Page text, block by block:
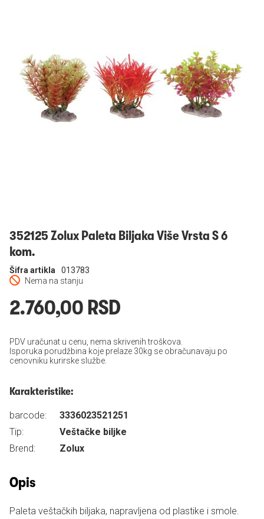
352125 Zolux Paleta Biljaka Više Vrsta S 6
kom.
Nema na stanju
Šifra artikla 013783
2.760,00 RSD
PDV uračunat u cenu, nema skrivenih troškova.
Isporuka porudžbina koje prelaze 30kg se obračunavaju po
cenovniku kurirske službe.
Karakteristike:
barcode:
3336023521251
Tip:
Veštačke biljke
Brend:
Zolux
Opis
Paleta veštačkih biljaka, napravljena od plastike i smole.